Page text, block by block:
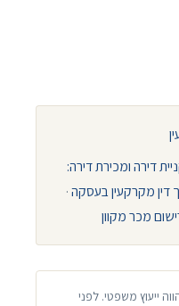
דירה ומכירת דירה:
דין מקרקעין בעסקה·
מכר מקוון
ייעוץ משפטי. לפני